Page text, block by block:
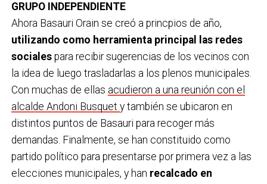
GRUPO INDEPENDIENTE
Ahora Basauri Orain se creó a princpios de año,
utilizando como herramienta principal las redes
socialespara recibir sugerencias de los vecinos con
la idea de luego trasladarlas a los plenos municipales.
Con muchas de ellas acudieron a una reunión con el
alcalde Andoni Busquet y también se ubicaron en
distintos puntos de Basauri para recoger más
demandas. Finalmente, se han constituido como
partido político para presentarse por primera vez a las
elecciones municipales, y han recalcado en